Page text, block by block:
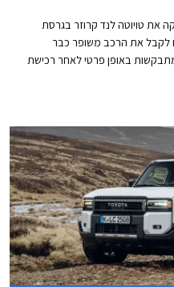
את טויוטה לנד קרוזר בגרסת
לקבל את הרכב משופר כבר
באופן פרטי לאחר רכישת